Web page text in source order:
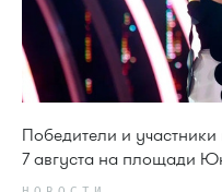
Победители и
7 августа на площади